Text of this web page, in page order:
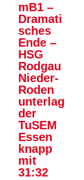
mB1 –
Dramati
sches
Ende –
HSG
Rodgau
Nieder-
Roden
unterlag
der
TuSEM
Essen
knapp
mit
31:32